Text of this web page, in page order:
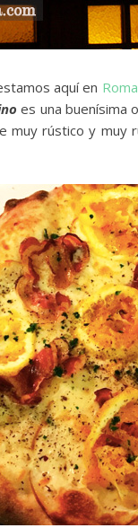
aquí en Roma
es una buenísima
muy rústico y muy